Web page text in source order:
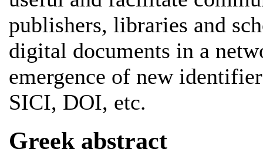
publishers, libraries and
digital documents in a
emergence of new
SICI, DOI, etc.
Greek abstract